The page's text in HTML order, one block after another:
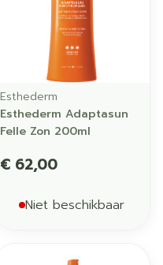
Esthederm
Esthederm Adaptasun
Felle Zon 200ml
€ 62,00
Niet beschikbaar